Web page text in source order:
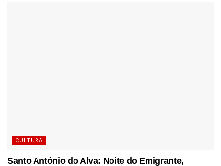
CULTURA
Santo António do Alva: Noite do Emigrante,